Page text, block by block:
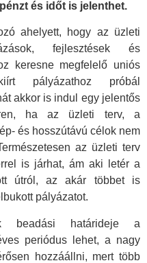
és időt is jelenthet.
ahelyett, hogy az üzleti
fejlesztések és
keresne megfelelő uniós
pályázathoz próbál
akkor is indul egy jelentős
ha az üzleti terv, a
és hosszútávú célok nem
az üzleti terv
is járhat, ám aki letér a
útról, az akár többet is
pályázatot.
beadási határideje a
periódus lehet, a nagy
hozzáállni, mert több